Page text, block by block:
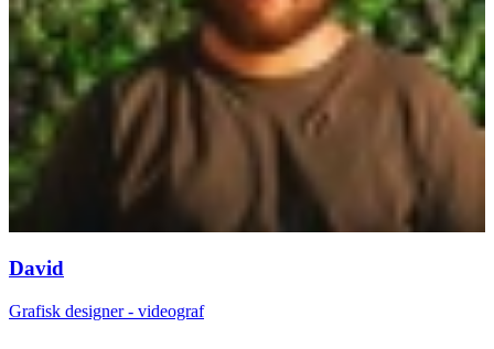
David
Grafisk designer - videograf